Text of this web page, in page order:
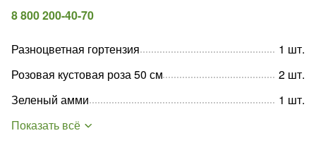
8 800 200-40-70
Разноцветная гортензия 1 шт.
Розовая кустовая роза 50 см
2 шт.
Зеленый амми
1 шт.
Показать всё